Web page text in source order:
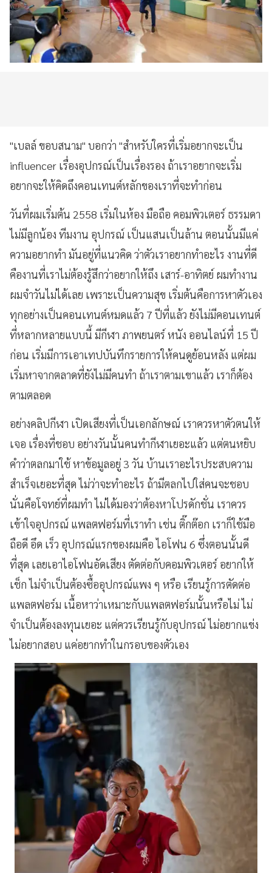
"เบลล์ ขอบสนาม" บอกว่า "สำหรับใครที่เริ่มอยากจะเป็น
influencer เรื่องอุปกรณ์เป็นเรื่องรอง ถ้าเราอยากจะเริ่ม
อยากจะให้คิดถึงคอนเทนต์หลักของเราที่จะทำก่อน
วันที่ผมเริ่มต้น 2558 เริ่มในห้อง มือถือ คอมพิวเตอร์ ธรรมดา
ไม่มีลูกน้อง ทีมงาน อุปกรณ์ เป็นแสนเป็นล้าน ตอนนั้นมีแค่
ความอยากทำ มันอยู่ที่แนวคิด ว่าตัวเราอยากทำอะไร งานที่ดี
คืองานที่เราไม่ต้องรู้สึกว่าอยากให้ถึง เสาร์-อาทิตย์ ผมทำงาน
ผมจำวันไม่ได้เลย เพราะเป็นความสุข เริ่มต้นคือการหาตัวเอง
ทุกอย่างเป็นคอนเทนต์หมดแล้ว 7 ปีที่แล้ว ยังไม่มีคอนเทนต์
ที่หลากหลายแบบนี้ มีกีฬา ภาพยนตร์ หนัง ออนไลน์ที่ 15 ปี
ก่อน เริ่มมีการเอาเทปบันทึกรายการให้คนดูย้อนหลัง แต่ผม
เริ่มหาจากตลาดที่ยังไม่มีคนทำ ถ้าเราตามเขาแล้ว เราก็ต้อง
ตามตลอด
อย่างคลิปกีฬา เปิดเสียงที่เป็นเอกลักษณ์ เราควรหาตัวตนให้
เจอ เรื่องที่ชอบ อย่างวันนั้นคนทำกีฬาเยอะแล้ว แต่ตนหยิบ
คำว่าตลกมาใช้ หาข้อมูลอยู่ 3 วัน บ้านเราอะไรประสบความ
สำเร็จเยอะที่สุด ไม่ว่าจะทำอะไร ถ้ามีตลกไปใส่คนจะชอบ
นั่นคือโจทย์ที่ผมทำ ไม่ได้มองว่าต้องหาโปรดักชั่น เราควร
เข้าใจอุปกรณ์ แพลตฟอร์มที่เราทำ เช่น ติ๊กต๊อก เราก็ใช้มือ
ถือดี อึด เร็ว อุปกรณ์แรกของผมคือ ไอโฟน 6 ซึ่งตอนนั้นดี
ที่สุด เลยเอาไอโฟนอัดเสียง ตัดต่อกับคอมพิวเตอร์ อยากให้
เช็ก ไม่จำเป็นต้องซื้ออุปกรณ์แพง ๆ หรือ เรียนรู้การตัดต่อ
แพลตฟอร์ม เนื้อหาว่าเหมาะกับแพลตฟอร์มนั้นหรือไม่ ไม่
จำเป็นต้องลงทุนเยอะ แต่ควรเรียนรู้กับอุปกรณ์ ไม่อยากแข่ง
ไม่อยากสอบ แค่อยากทำในกรอบของตัวเอง